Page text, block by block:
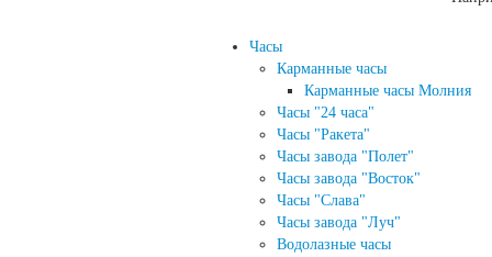
Часы
Карманные часы
Карманные часы Молния
Часы "24 часа"
Часы "Ракета"
Часы завода "Полет"
Часы завода "Восток"
Часы "Слава"
Часы завода "Луч"
Водолазные часы